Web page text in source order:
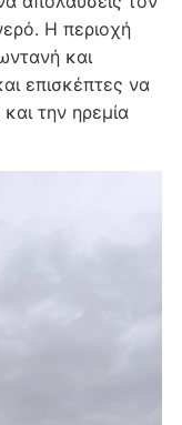
Η περιοχή
και
επισκέπτες να
την ηρεμία